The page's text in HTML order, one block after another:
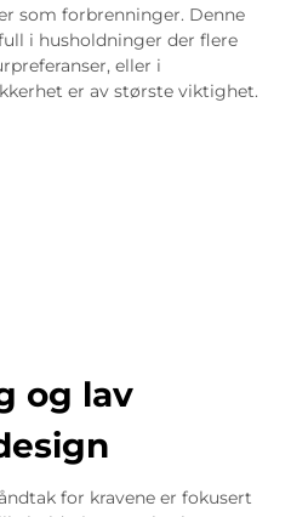
som forbrenninger. Denne
i husholdninger der flere
eller i
er av største viktighet.
og lav
for kravene er fokusert